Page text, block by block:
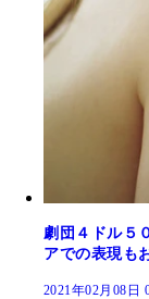
劇団４ドル５
アでの表現も
2021年02月08日